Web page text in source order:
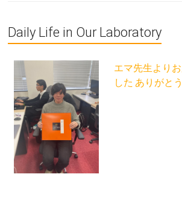
Daily Life in Our Laboratory
エマ先生より
した ありがと